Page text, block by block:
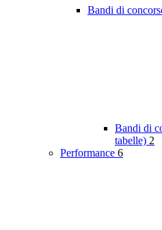
Bandi di
Bandi di
tabelle) 2
Performance 6